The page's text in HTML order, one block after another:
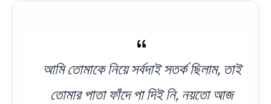
আমি তোমাকে নিয়ে সর্বদাই সতর্ক ছিলাম, তাই
তোমার পাতা ফাঁদে পা দিই নি, নয়তো আজ